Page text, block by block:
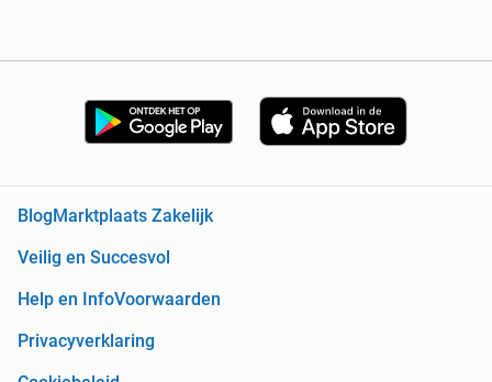
BlogMarktplaats Zakelijk
Veilig en Succesvol
Help en InfoVoorwaarden
Privacyverklaring